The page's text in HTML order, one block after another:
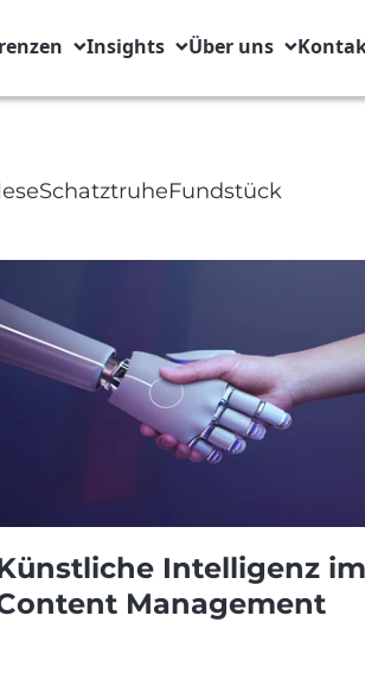
Insights Über uns
SchatztruheFundstück
Intelligenz im
Management